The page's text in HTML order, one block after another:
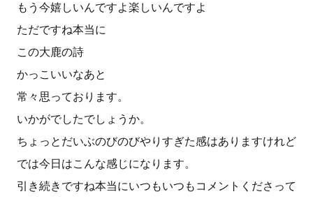
もう今嬉しいんですよ楽しいんですよ
ただですね本当に
この大鹿の詩
かっこいいなあと
常々思っております。
いかがでしたでしょうか。
ちょっとだいぶのびのびやりすぎた感はありますけれど
では今日はこんな感じになります。
引き続きですね本当にいつもいつもコメントくださって